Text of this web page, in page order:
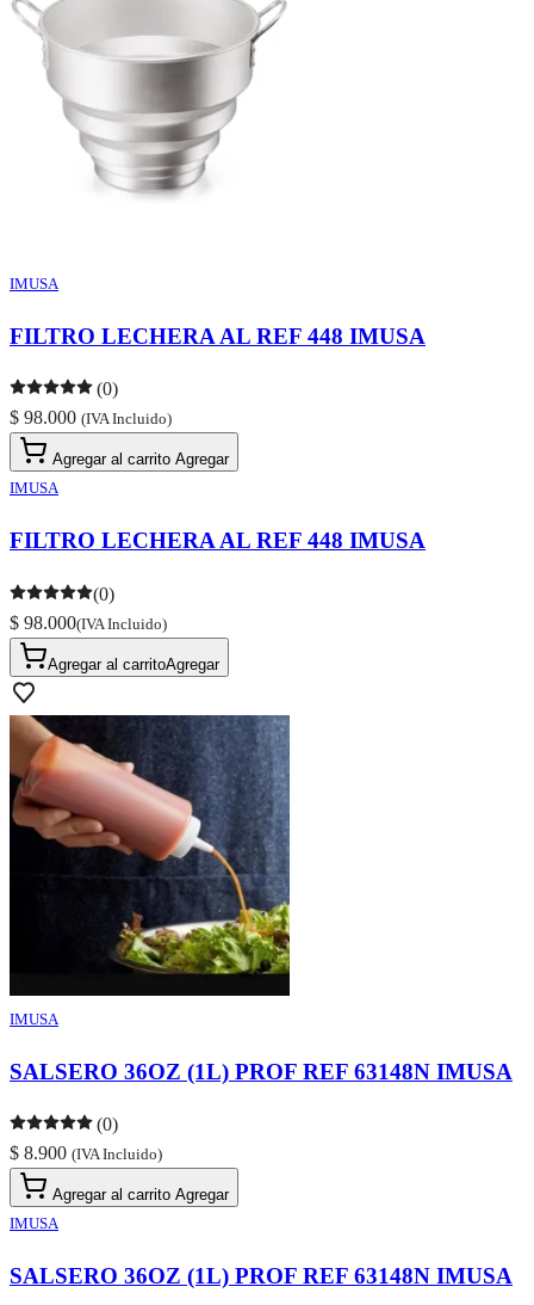
IMUSA
FILTRO LECHERA AL REF 448 IMUSA
(0)
$ 98.000 (IVA Incluido)
Agregar al carrito Agregar
IMUSA
FILTRO LECHERA AL REF 448 IMUSA
(0)
$ 98.000(IVA Incluido)
Agregar al carritoAgregar
IMUSA
SALSERO 36OZ (1L) PROF REF 63148N IMUSA
(0)
$ 8.900 (IVA Incluido)
Agregar al carrito Agregar
IMUSA
SALSERO 36OZ (1L) PROF REF 63148N IMUSA